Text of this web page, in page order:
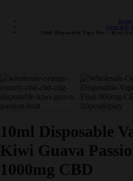
Home
Cannabis
10ml Disposable Vape Pen – Kiwi
10ml Disposable
Kiwi Guava
1000mg CBD